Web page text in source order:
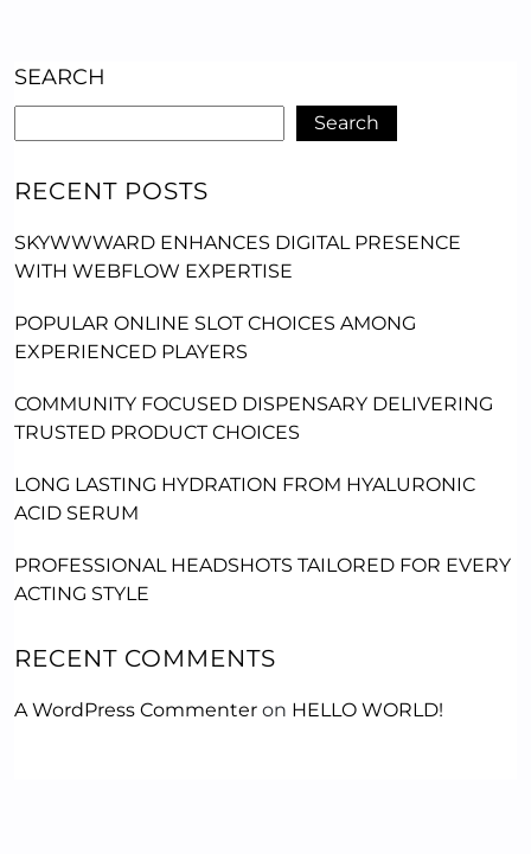
SEARCH
Search
RECENT POSTS
SKYWWWARD ENHANCES DIGITAL PRESENCE
WITH WEBFLOW EXPERTISE
POPULAR ONLINE SLOT CHOICES AMONG
EXPERIENCED PLAYERS
COMMUNITY FOCUSED DISPENSARY DELIVERING
TRUSTED PRODUCT CHOICES
LONG LASTING HYDRATION FROM HYALURONIC
ACID SERUM
PROFESSIONAL HEADSHOTS TAILORED FOR EVERY
ACTING STYLE
RECENT COMMENTS
A WordPress Commenter on HELLO WORLD!